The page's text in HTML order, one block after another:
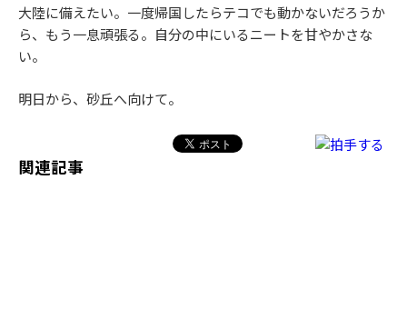
大陸に備えたい。一度帰国したらテコでも動かないだろうか
ら、もう一息頑張る。自分の中にいるニートを甘やかさな
い。
明日から、砂丘へ向けて。
関連記事